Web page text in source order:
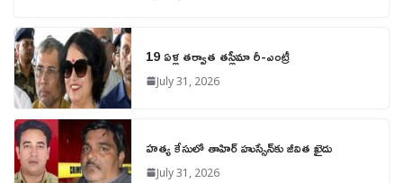
19 ఏళ్ల తర్వాత తస్లీమా రీ-ఎంట్రీ
July 31, 2026
హత్య కేసులో తాహిర్ హుస్సేన్‌కు జీవిత ఖైదు
July 31, 2026